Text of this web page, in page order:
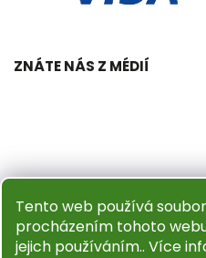
Tento web používá
procházením tohoto
jejich používáním.. Více
ZNÁTE NÁS Z MÉDIÍ